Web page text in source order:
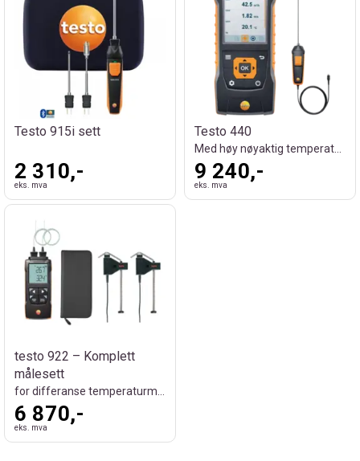
Testo 915i sett
2 310,-
eks. mva
Testo 440
Med høy nøyaktig temperaturføler
9 240,-
eks. mva
testo 922 – Komplett
målesett
6 870,-
eks. mva